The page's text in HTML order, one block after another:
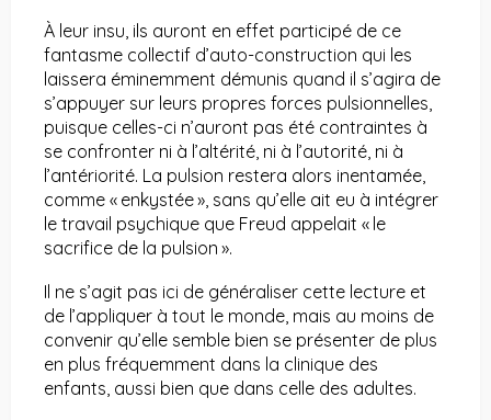
À leur insu, ils auront en effet participé de ce
fantasme collectif d’auto-construction qui les
laissera éminemment démunis quand il s’agira de
s’appuyer sur leurs propres forces pulsionnelles,
puisque celles-ci n’auront pas été contraintes à
se confronter ni à l’altérité, ni à l’autorité, ni à
l’antériorité. La pulsion restera alors inentamée,
comme « enkystée », sans qu’elle ait eu à intégrer
le travail psychique que Freud appelait « le
sacrifice de la pulsion ».
Il ne s’agit pas ici de généraliser cette lecture et
de l’appliquer à tout le monde, mais au moins de
convenir qu’elle semble bien se présenter de plus
en plus fréquemment dans la clinique des
enfants, aussi bien que dans celle des adultes.